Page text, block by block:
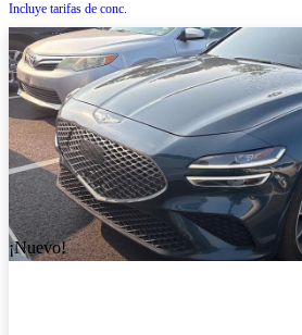
Incluye tarifas de conc.
¡Nuevo!